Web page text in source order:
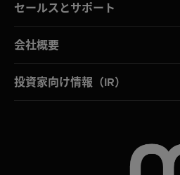
セールスとサポート
会社概要
投資家向け情報（IR）